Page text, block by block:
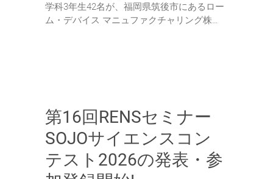
学科3年生42名が、福岡県筑後市にあるロー
ム・デバイス マニュファクチャリング株…
第16回RENSセミナー
SOJOサイエンスコン
テスト2026の発表・参